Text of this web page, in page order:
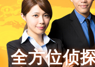
全方位侦